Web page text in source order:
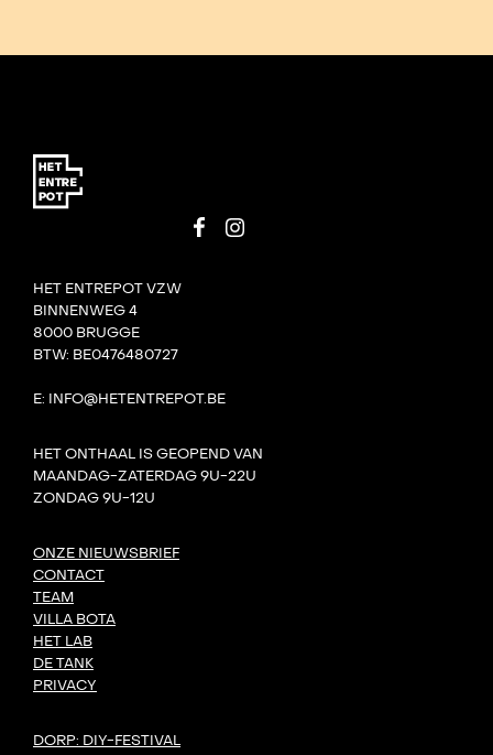
HET ENTREPOT VZW
BINNENWEG 4
8000 BRUGGE
BTW: BE0476480727
E: INFO@HETENTREPOT.BE
HET ONTHAAL IS GEOPEND VAN
MAANDAG-ZATERDAG 9U-22U
ZONDAG 9U-12U
ONZE NIEUWSBRIEF
CONTACT
TEAM
VILLA BOTA
HET LAB
DE TANK
PRIVACY
DORP: DIY-FESTIVAL